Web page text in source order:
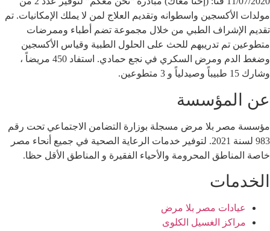
مولدات الأكسجين واسطوانه وتقديم العلاج لمن لا يملك الإمكانيات. تم
تقديم الإشراف الطبي من خلال مجموعة تضم أطباء وممرضات
متطوعين تم تدريبهم للحث على الحلول الطبية وقياس الأكسجين
وضغط الدم ومرض السكري في نجع حمادي. استفاد 450 مريضاً ،
وشارك 15 طبيباً وصيدلياً و 3 متطوعين.
عن المؤسسة
مؤسسة مصر بلا مرض مسجلة بوزارة التضامن الاجتماعي تحت رقم
983 لسنة 2021. لتوفير خدمات الرعاية الصحية في جميع أنحاء مصر
خاصة المناطق المحرومة والأحياء الفقيرة و المناطق الأقل حظا.
الخدمات
عيادات مصر بلا مرض
مراكز الغسيل الكلوى